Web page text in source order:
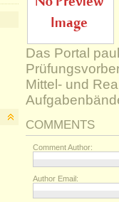
Das Portal
Mittel- und
COMMENTS
Comment Author:
Author Email: